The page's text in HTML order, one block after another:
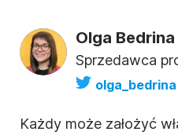
Olga Bedrina
Sprzedawca
olga_bedrina
Każdy może założyć